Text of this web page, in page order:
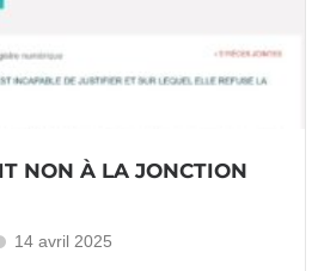
NON À LA JONCTION
14 avril 2025